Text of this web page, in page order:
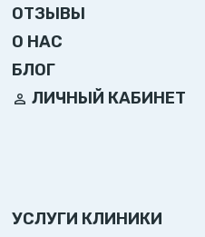
ОТЗЫВЫ
О НАС
БЛОГ
ЛИЧНЫЙ КАБИНЕТ
УСЛУГИ КЛИНИКИ